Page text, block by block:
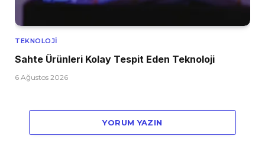
TEKNOLOJI
Sahte Ürünleri Kolay Tespit Eden Teknoloji
6 Ağustos 2026
YORUM YAZIN